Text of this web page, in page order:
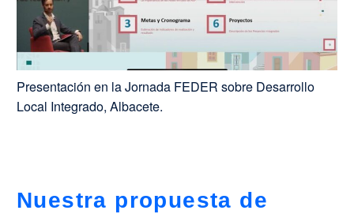
Presentación en la Jornada FEDER sobre Desarrollo
Local Integrado, Albacete.
Nuestra propuesta de